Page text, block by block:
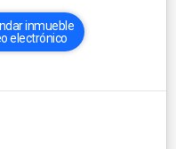
inmueble
electrónico